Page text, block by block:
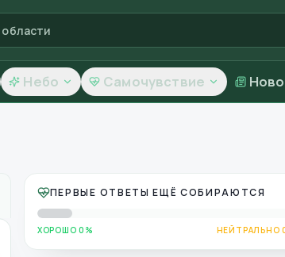
Небо Самочувствие
ПЕРВЫЕ ОТВЕТЫ ЕЩЁ СОБИРАЮТСЯ
ХОРОШО 0% НЕЙТРАЛЬНО